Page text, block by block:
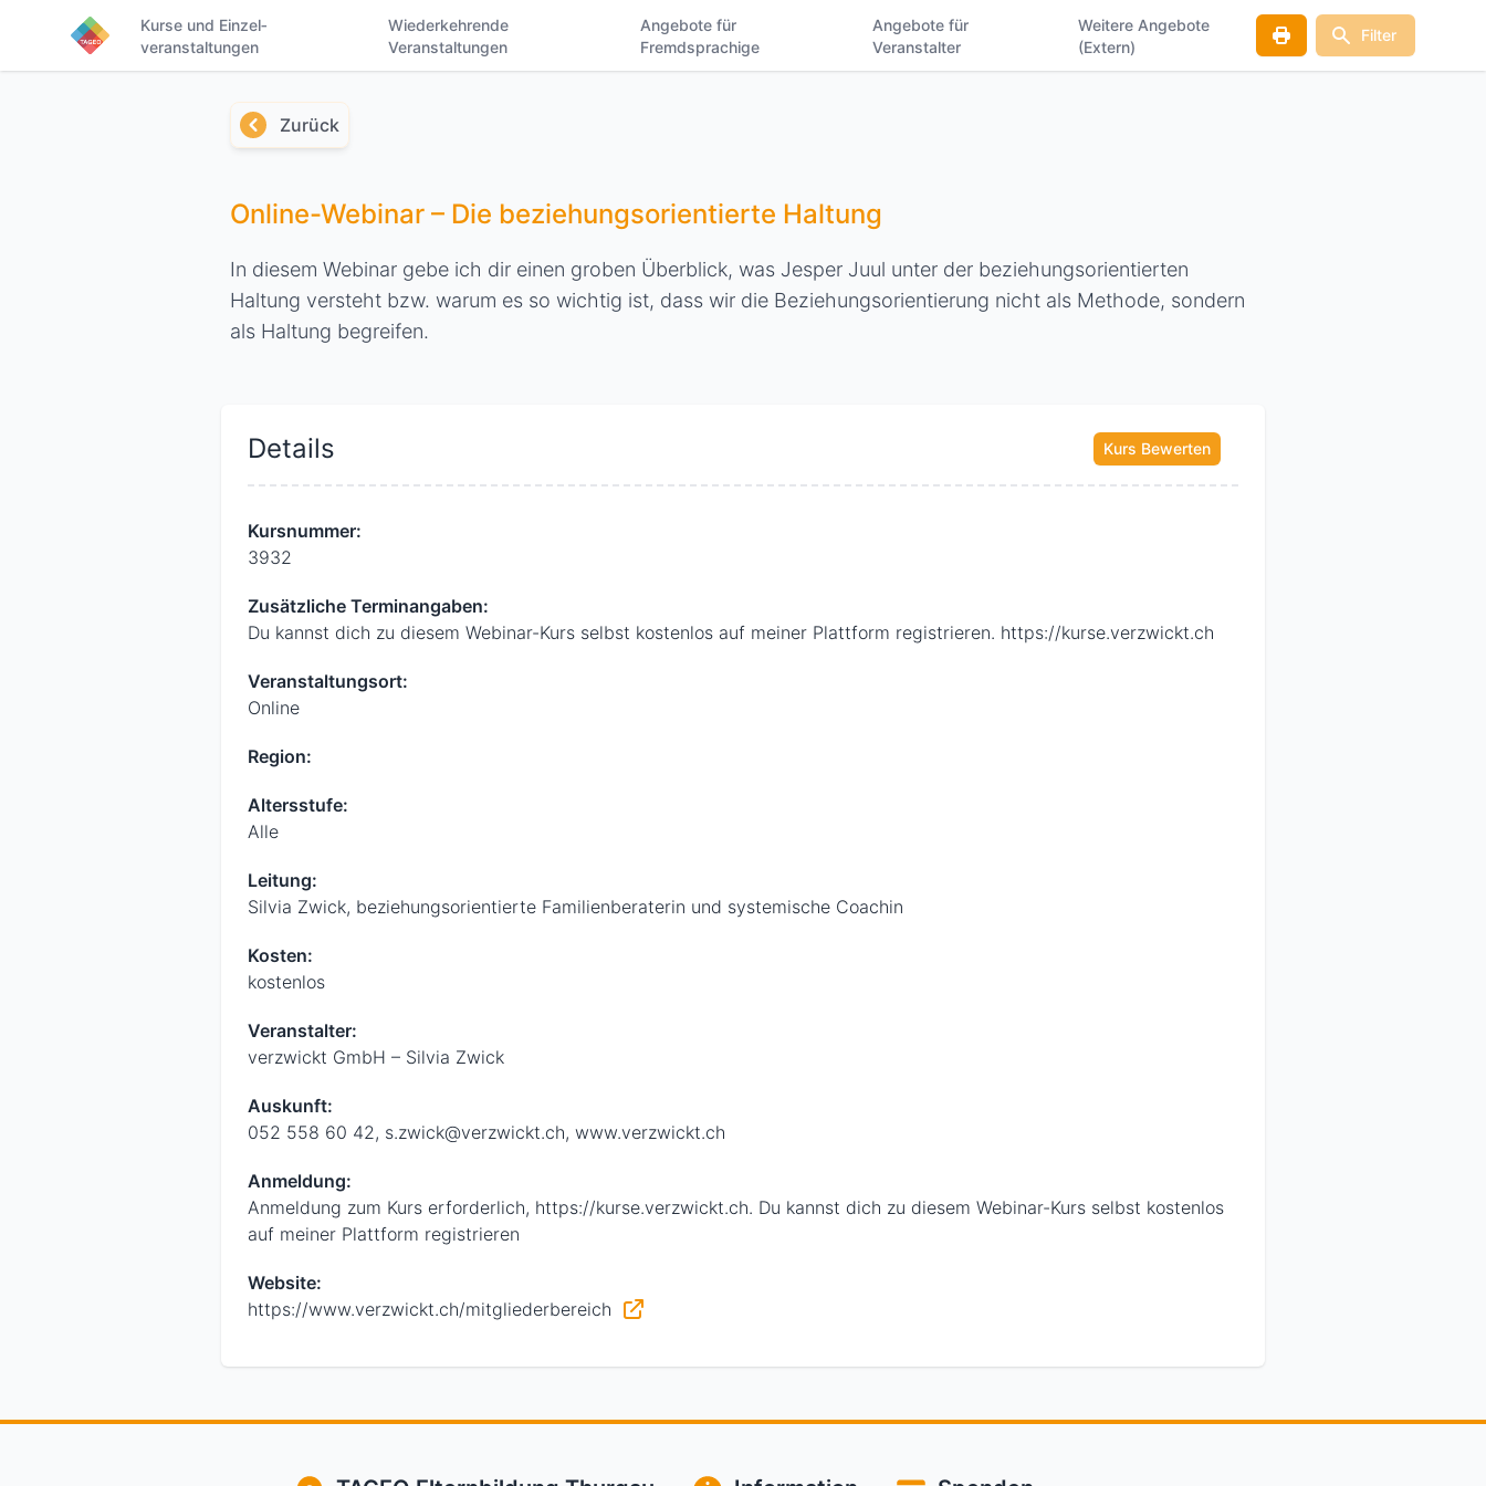
Kurse und Einzel­
veranstaltungen
Wieder­kehrende
Veranstaltungen
Angebote für
Fremdsprachige
Angebote für
Veranstalter
Weitere Angebote
(Extern)
Filter
Zurück
Online-Webinar – Die beziehungsorientierte Haltung
In diesem Webinar gebe ich dir einen groben Überblick, was Jesper Juul unter der beziehungsorientierten
Haltung versteht bzw. warum es so wichtig ist, dass wir die Beziehungsorientierung nicht als Methode, sondern
als Haltung begreifen.
Details Kurs Bewerten
Kursnummer:
3932
Zusätzliche Terminangaben:
Du kannst dich zu diesem Webinar-Kurs selbst kostenlos auf meiner Plattform registrieren. https://kurse.verzwickt.ch
Veranstaltungsort:
Online
Region:
Altersstufe:
Alle
Leitung:
Silvia Zwick, beziehungsorientierte Familienberaterin und systemische Coachin
Kosten:
kostenlos
Veranstalter:
verzwickt GmbH – Silvia Zwick
Auskunft:
052 558 60 42, s.zwick@verzwickt.ch, www.verzwickt.ch
Anmeldung:
Anmeldung zum Kurs erforderlich, https://kurse.verzwickt.ch. Du kannst dich zu diesem Webinar-Kurs selbst kostenlos
auf meiner Plattform registrieren
Website:
https://www.verzwickt.ch/mitgliederbereich